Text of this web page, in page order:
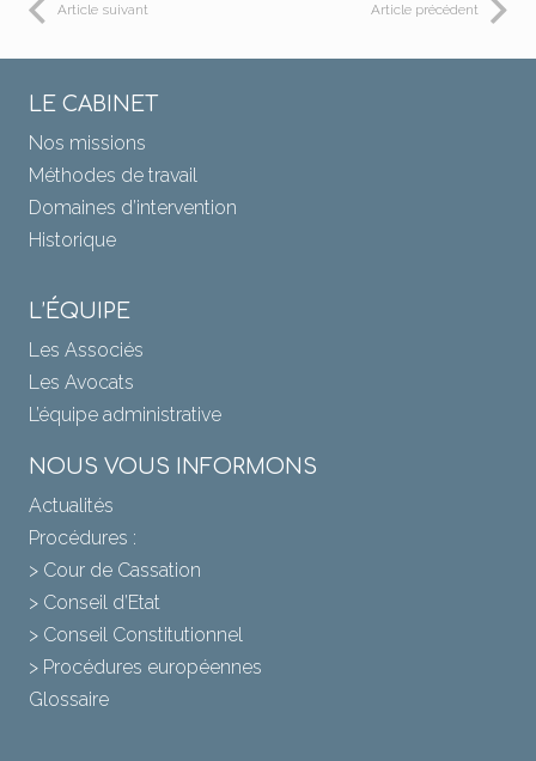
Article suivant Article précédent
LE CABINET
Nos missions
Méthodes de travail
Domaines d’intervention
Historique
L’ÉQUIPE
Les Associés
Les Avocats
L’équipe administrative
NOUS VOUS INFORMONS
Actualités
Procédures :
> Cour de Cassation
> Conseil d’Etat
> Conseil Constitutionnel
> Procédures européennes
Glossaire